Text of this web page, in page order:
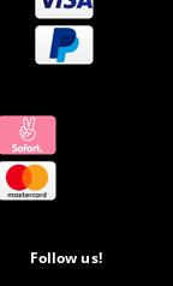
Follow us!